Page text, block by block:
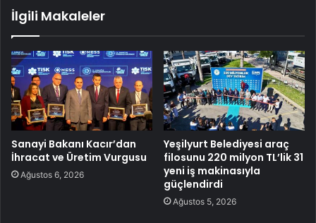
İlgili Makaleler
Sanayi Bakanı Kacır’dan
İhracat ve Üretim Vurgusu
Ağustos 6, 2026
Yeşilyurt Belediyesi araç
filosunu 220 milyon TL’lik 31
yeni iş makinasıyla
güçlendirdi
Ağustos 5, 2026